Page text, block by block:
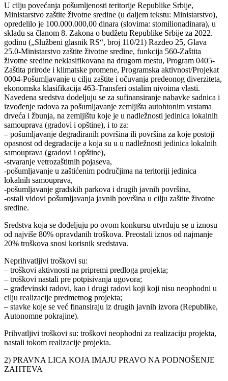
U cilju povećanja pošumljenosti teritorije Republike Srbije,
Ministarstvo zaštite životne sredine (u daljem tekstu: Ministarstvo),
opredelilo je 100.000.000,00 dinara (slovima: stomilionadinara), u
skladu sa članom 8. Zakona o budžetu Republike Srbije za 2022.
godinu („Službeni glasnik RS“, broj 110/21) Razdeo 25, Glava
25.0-Ministarstvo zaštite životne sredine, funkcija 560-Zaštita
životne sredine neklasifikovana na drugom mestu, Program 0405-
Zaštita prirode i klimatske promene, Programska aktivnost/Projekat
0004-Pošumljavanje u cilju zaštite i očuvanja predeonog diverziteta,
ekonomska klasifikacija 463-Transferi ostalim nivoima vlasti.
Navedena sredstva dodeljuju se za sufinansiranje nabavke sadnica i
izvođenje radova za pošumljavanje zemljišta autohtonim vrstama
drveća i žbunja, na zemljištu koje je u nadležnosti jedinica lokalnih
samouprava (gradovi i opštine), i to za:
– pošumljavanje degradiranih površina ili površina za koje postoji
opasnost od degradacije a koja su u u nadležnosti jedinica lokalnih
samouprava (gradovi i opštine),
-stvaranje vetrozaštitnih pojaseva,
-pošumljavanje u zaštićenim područjima na teritoriji jedinica
lokalnih samouprava,
-pošumljavanje gradskih parkova i drugih javnih površina,
-ostali vidovi pošumljavanja javnih površina u cilju zaštite životne
sredine.
Sredstva koja se dodeljuju po ovom konkursu utvrđuju se u iznosu
od najviše 80% opravdanih troškova. Preostali iznos od najmanje
20% troškova snosi korisnik sredstava.
Neprihvatljivi troškovi su:
– troškovi aktivnosti na pripremi predloga projekta;
– troškovi nastali pre potpisivanja ugovora;
– građevinski radovi, kao i drugi radovi koji koji nisu neophodni u
cilju realizacije predmetnog projekta;
– stavke koje se već finansiraju iz drugih javnih izvora (Republike,
Autonomne pokrajine).
Prihvatljivi troškovi su: troškovi neophodni za realizaciju projekta,
nastali tokom realizacije projekta.
2) PRAVNA LICA KOJA IMAJU PRAVO NA PODNOŠENJE
ZAHTEVA